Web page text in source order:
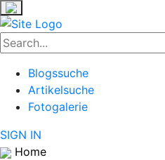
Blogssuche
Artikelsuche
Fotogalerie
SIGN IN
Home